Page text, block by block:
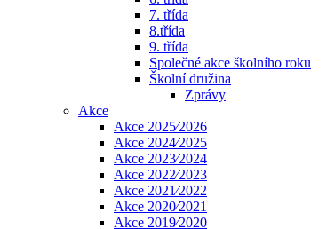
7. třída
8.třída
9. třída
Společné akce školního roku
Školní družina
Zprávy
Akce
Akce 2025⁄2026
Akce 2024⁄2025
Akce 2023⁄2024
Akce 2022⁄2023
Akce 2021⁄2022
Akce 2020⁄2021
Akce 2019⁄2020